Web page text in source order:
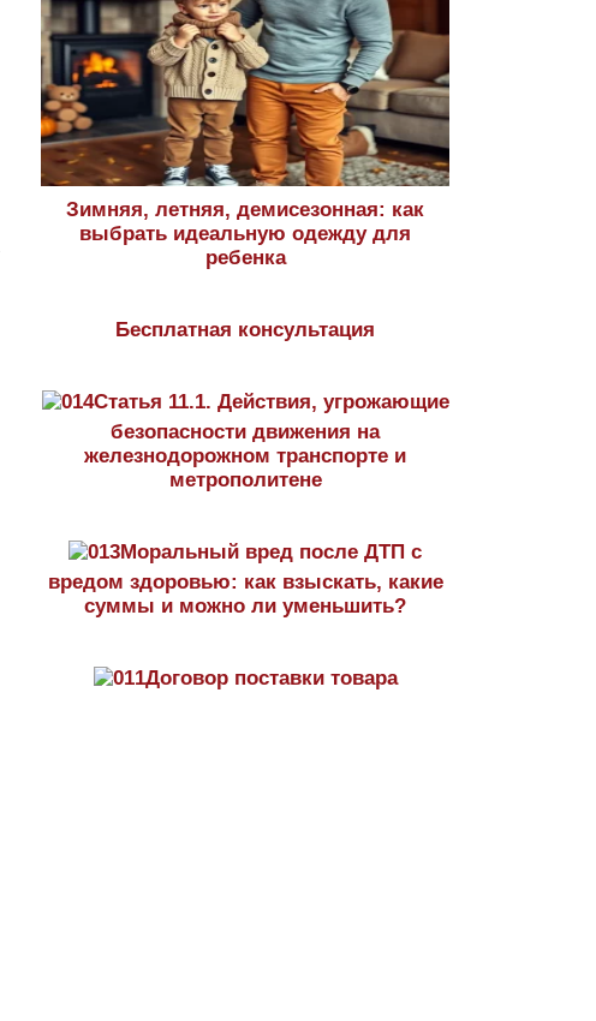
Зимняя, летняя, демисезонная: как
выбрать идеальную одежду для
ребенка
Бесплатная консультация
Статья 11.1. Действия, угрожающие
безопасности движения на
железнодорожном транспорте и
метрополитене
Моральный вред после ДТП с
вредом здоровью: как взыскать, какие
суммы и можно ли уменьшить?
Договор поставки товара